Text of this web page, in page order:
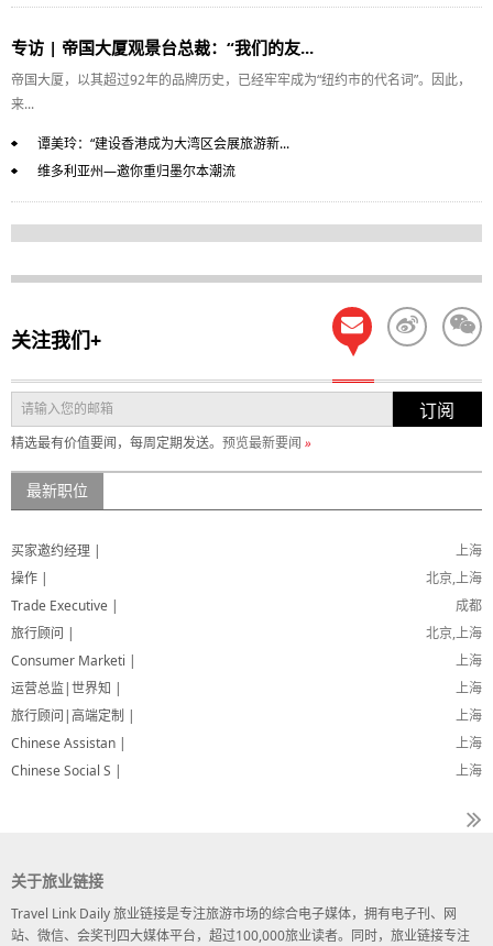
专访 | 帝国大厦观景台总裁：“我们的友...
帝国大厦，以其超过92年的品牌历史，已经牢牢成为“纽约市的代名词”。因此，
来...
谭美玲：“建设香港成为大湾区会展旅游新...
维多利亚州—邀你重归墨尔本潮流
关注我们+
订阅
精选最有价值要闻，每周定期发送。 预览最新要闻 »
最新职位
上海
买家邀约经理 |
北京,上海
操作 |
成都
Trade Executive |
北京,上海
旅行顾问 |
上海
Consumer Marketi |
上海
运营总监|世界知 |
上海
旅行顾问|高端定制 |
上海
Chinese Assistan |
上海
Chinese Social S |
关于旅业链接
Travel Link Daily 旅业链接是专注旅游市场的综合电子媒体，拥有电子刊、网
站、微信、会奖刊四大媒体平台，超过100,000旅业读者。同时，旅业链接专注